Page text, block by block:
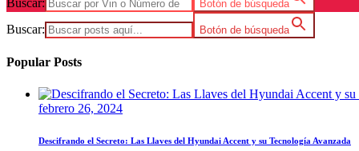
Buscar: Botón de búsqueda
Buscar: Botón de búsqueda
Popular Posts
febrero 26, 2024
Descifrando el Secreto: Las Llaves del Hyundai Accent y su Tecnología Avanzada